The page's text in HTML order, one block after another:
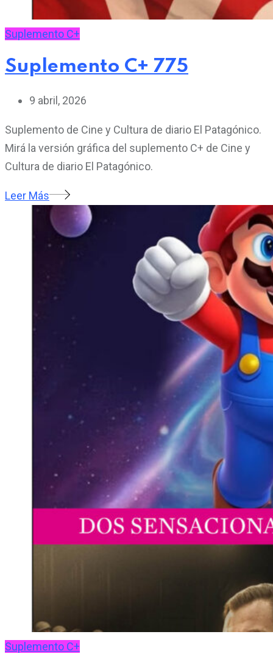
Suplemento C+
Suplemento C+ 775
9 abril, 2026
Suplemento de Cine y Cultura de diario El Patagónico.
Mirá la versión gráfica del suplemento C+ de Cine y
Cultura de diario El Patagónico.
Leer Más
Suplemento C+